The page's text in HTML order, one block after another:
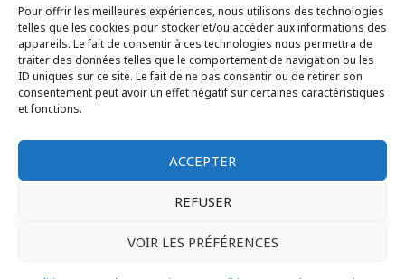
Pour offrir les meilleures expériences, nous utilisons des technologies
telles que les cookies pour stocker et/ou accéder aux informations des
appareils. Le fait de consentir à ces technologies nous permettra de
traiter des données telles que le comportement de navigation ou les
ID uniques sur ce site. Le fait de ne pas consentir ou de retirer son
consentement peut avoir un effet négatif sur certaines caractéristiques
et fonctions.
ACCEPTER
REFUSER
VOIR LES PRÉFÉRENCES
+33 6 21 35 41 94 - TIU Marian
+40 7 41 91 37 52 - ROSIANU Andrei
I
s
t
a
g
a
T
k
t
o
k
Légal